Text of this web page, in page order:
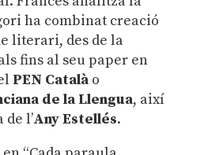
ha combinat creació
literari, des de la
fins al seu paper en
PEN Catalào
de la Llengua, així
l’Any Estellés.